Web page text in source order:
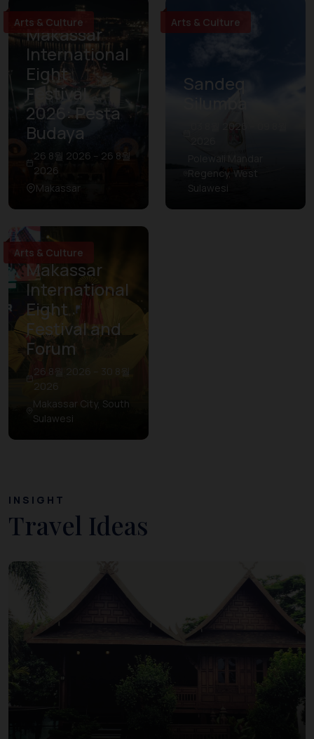
Arts & Culture
Makassar
International
Eight
Festival
2026: Pesta
Budaya
26 8월 2026 – 26 8월
2026
Makassar
Arts & Culture
Sandeq
Silumba
03 8월 2026 – 09 8월
Regency, West
Sulawesi
Arts & Culture
Makassar
International
Eight
Festival and
Forum
26 8월 2026 – 30 8월
2026
Makassar City, South
Sulawesi
INSIGHT
Travel Ideas